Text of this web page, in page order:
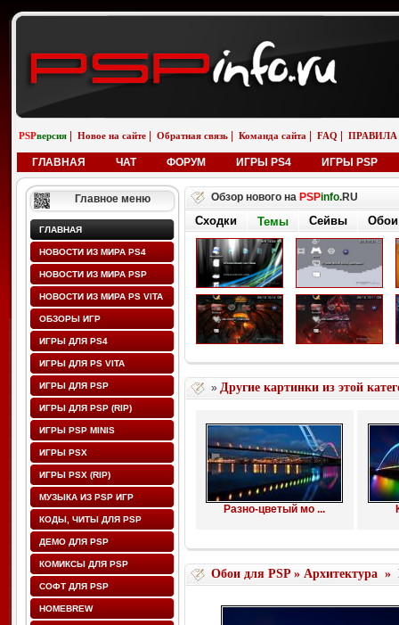
PSPверсия Новое на сайте Обратная связь Команда сайта FAQ ПРАВИЛА
ГЛАВНАЯ ЧАТ ФОРУМ ИГРЫ PS4 ИГРЫ PSP
Главное меню
ГЛАВНАЯ
НОВОСТИ ИЗ МИРА PS4
НОВОСТИ ИЗ МИРА PSP
НОВОСТИ ИЗ МИРА PS VITA
ОБЗОРЫ ИГР
ИГРЫ ДЛЯ PS4
ИГРЫ ДЛЯ PS VITA
ИГРЫ ДЛЯ PSP
ИГРЫ ДЛЯ PSP (RIP)
ИГРЫ PSP MINIS
ИГРЫ PSX
ИГРЫ PSX (RIP)
МУЗЫКА ИЗ PSP ИГР
КОДЫ, ЧИТЫ ДЛЯ PSP
ДЕМО ДЛЯ PSP
КОМИКСЫ ДЛЯ PSP
СОФТ ДЛЯ PSP
HOMEBREW
Обзор нового на PSPinfo.RU
Сходки Темы Сейвы Обои
» Другие картинки из этой
Разно-цветый мо ...
Обои для PSP» Архитектура»